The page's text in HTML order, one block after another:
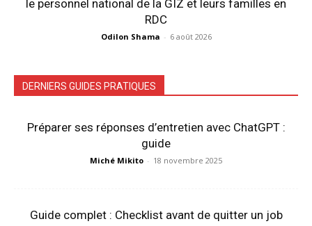
le personnel national de la GIZ et leurs familles en
RDC
Odilon Shama - 6 août 2026
DERNIERS GUIDES PRATIQUES
Préparer ses réponses d’entretien avec ChatGPT :
guide
Miché Mikito - 18 novembre 2025
Guide complet : Checklist avant de quitter un job